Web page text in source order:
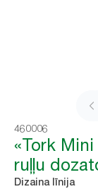
460006
«Tork
ruļļu
Dizaina līnija